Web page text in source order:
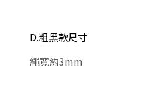
D.粗黑款尺寸
繩寬約3mm